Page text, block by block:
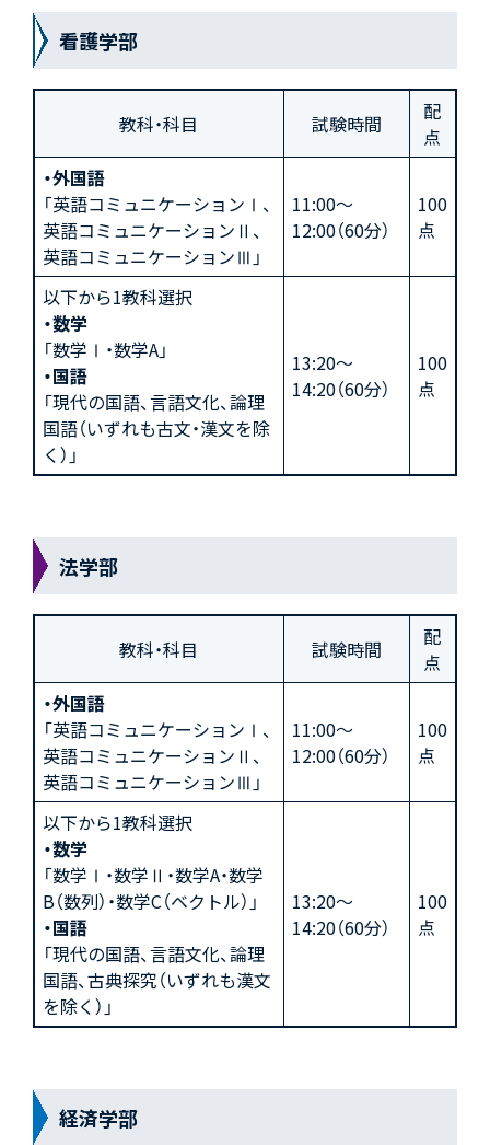
看護学部
教科・科目 試験時間
配
点
・外国語
「英語コミュニケーションⅠ、
英語コミュニケーションⅡ、
英語コミュニケーションⅢ」
11:00～
12:00（60分）
100
点
以下から1教科選択
・数学
「数学Ⅰ・数学A」
・国語
「現代の国語、言語文化、論理
国語（いずれも古文・漢文を除
く）」
13:20～
14:20（60分）
100
点
法学部
教科・科目 試験時間
配
点
・外国語
「英語コミュニケーションⅠ、
英語コミュニケーションⅡ、
英語コミュニケーションⅢ」
11:00～
12:00（60分）
100
点
以下から1教科選択
・数学
「数学Ⅰ・数学Ⅱ・数学A・数学
B（数列）・数学C（ベクトル）」
・国語
「現代の国語、言語文化、論理
国語、古典探究（いずれも漢文
を除く）」
13:20～
14:20（60分）
100
点
経済学部